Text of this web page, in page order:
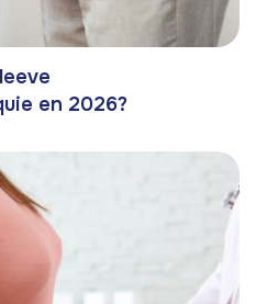
en 2026?